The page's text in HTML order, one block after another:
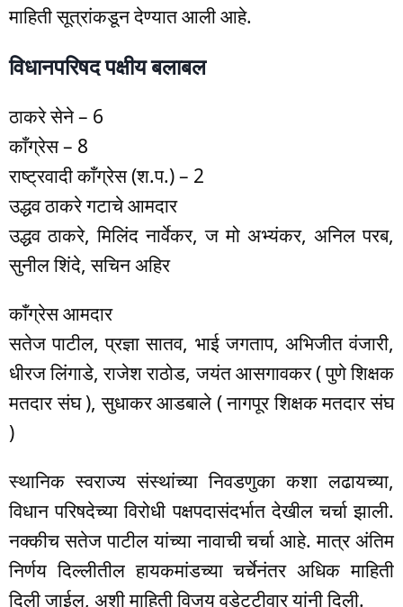
माहिती सूत्रांकडून देण्यात आली आहे.
विधानपरिषद पक्षीय बलाबल
ठाकरे सेने – 6
काँग्रेस – 8
राष्ट्रवादी काँग्रेस (श.प.) – 2
उद्धव ठाकरे गटाचे आमदार
उद्धव ठाकरे, मिलिंद नार्वेकर, ज मो अभ्यंकर, अनिल परब,
सुनील शिंदे, सचिन अहिर
काँग्रेस आमदार
सतेज पाटील, प्रज्ञा सातव, भाई जगताप, अभिजीत वंजारी,
धीरज लिंगाडे, राजेश राठोड, जयंत आसगावकर ( पुणे शिक्षक
मतदार संघ ), सुधाकर आडबाले ( नागपूर शिक्षक मतदार संघ
)
स्थानिक स्वराज्य संस्थांच्या निवडणुका कशा लढायच्या,
विधान परिषदेच्या विरोधी पक्षपदासंदर्भात देखील चर्चा झाली.
नक्कीच सतेज पाटील यांच्या नावाची चर्चा आहे. मात्र अंतिम
निर्णय दिल्लीतील हायकमांडच्या चर्चेनंतर अधिक माहिती
दिली जाईल, अशी माहिती विजय वडेट्टीवार यांनी दिली.